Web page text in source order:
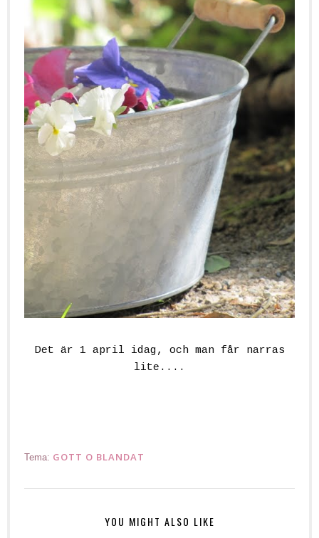
Det är 1 april idag, och man får narras
lite....
Tema: GOTT O BLANDAT
YOU MIGHT ALSO LIKE